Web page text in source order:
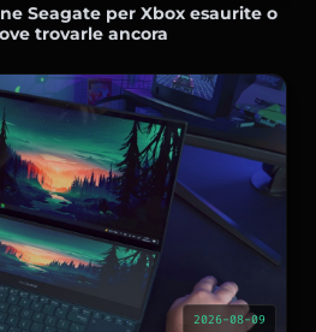
Seagate per Xbox esaurite o
trovarle ancora
2026-08-09